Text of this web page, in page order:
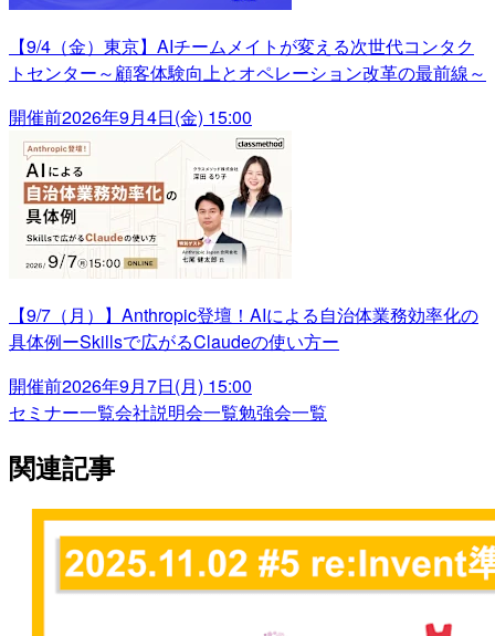
【9/4（金）東京】AIチームメイトが変える次世代コンタク
トセンター～顧客体験向上とオペレーション改革の最前線～
開催前2026年9月4日(金) 15:00
【9/7（月）】Anthropic登壇！AIによる自治体業務効率化の
具体例ーSkillsで広がるClaudeの使い方ー
開催前2026年9月7日(月) 15:00
セミナー一覧会社説明会一覧勉強会一覧
関連記事